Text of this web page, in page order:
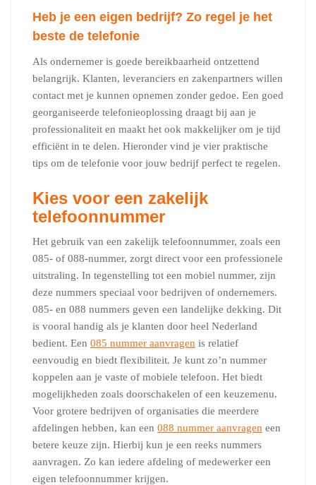
Heb je een eigen bedrijf? Zo regel je het
beste de telefonie
Als ondernemer is goede bereikbaarheid ontzettend
belangrijk. Klanten, leveranciers en zakenpartners willen
contact met je kunnen opnemen zonder gedoe. Een goed
georganiseerde telefonieoplossing draagt bij aan je
professionaliteit en maakt het ook makkelijker om je tijd
efficiënt in te delen. Hieronder vind je vier praktische
tips om de telefonie voor jouw bedrijf perfect te regelen.
Kies voor een zakelijk
telefoonnummer
Het gebruik van een zakelijk telefoonnummer, zoals een
085- of 088-nummer, zorgt direct voor een professionele
uitstraling. In tegenstelling tot een mobiel nummer, zijn
deze nummers speciaal voor bedrijven of ondernemers.
085- en 088 nummers geven een landelijke dekking. Dit
is vooral handig als je klanten door heel Nederland
bedient. Een 085 nummer aanvragen is relatief
eenvoudig en biedt flexibiliteit. Je kunt zo’n nummer
koppelen aan je vaste of mobiele telefoon. Het biedt
mogelijkheden zoals doorschakelen of een keuzemenu.
Voor grotere bedrijven of organisaties die meerdere
afdelingen hebben, kan een 088 nummer aanvragen een
betere keuze zijn. Hierbij kun je een reeks nummers
aanvragen. Zo kan iedere afdeling of medewerker een
eigen telefoonnummer krijgen.